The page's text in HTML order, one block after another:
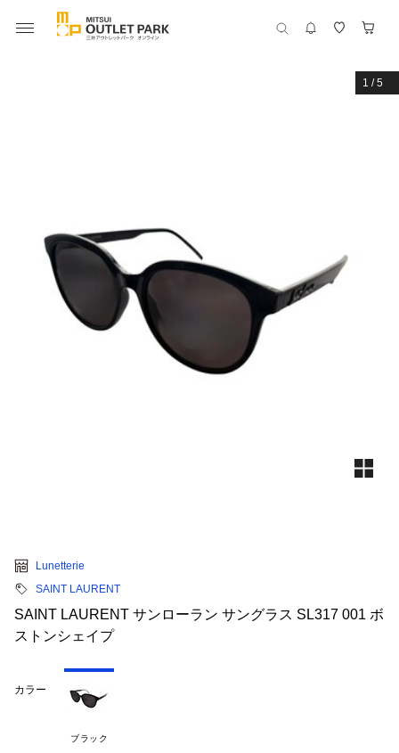
1 /5
Lunetterie
SAINT LAURENT
SAINT LAURENT サンローラン サングラス SL317 001 ボ
ストンシェイプ
カラー
ブラック